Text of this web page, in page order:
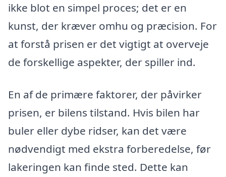
ikke blot en simpel proces; det er en
kunst, der kræver omhu og præcision. For
at forstå prisen er det vigtigt at overveje
de forskellige aspekter, der spiller ind.
En af de primære faktorer, der påvirker
prisen, er bilens tilstand. Hvis bilen har
buler eller dybe ridser, kan det være
nødvendigt med ekstra forberedelse, før
lakeringen kan finde sted. Dette kan